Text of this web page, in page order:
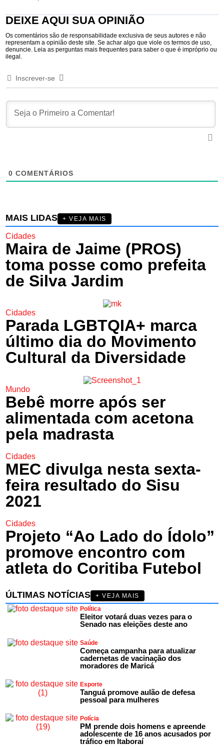
DEIXE AQUI SUA OPINIÃO
Os comentários são de responsabilidade exclusiva de seus autores e não
representam a opinião deste site. Se achar algo que viole os termos de uso,
denuncie. Leia as perguntas mais frequentes para saber o que é impróprio ou
ilegal.
Inscrever-se
0 COMENTÁRIOS
MAIS LIDAS + VEJA MAIS
Cidades
Maira de Jaime (PROS)
toma posse como prefeita
de Silva Jardim
Cidades
Parada LGBTQIA+ marca
último dia do Movimento
Cultural da Diversidade
Mundo
Bebê morre após ser
alimentada com acetona
pela madrasta
Cidades
MEC divulga nesta sexta-
feira resultado do Sisu
2021
Cidades
Projeto “Ao Lado do Ídolo”
promove encontro com
atleta do Coritiba Futebol
ÚLTIMAS NOTÍCIAS
+ VEJA MAIS
Política
Eleitor votará duas vezes para o
Senado nas eleições deste ano
Saúde
Começa campanha para atualizar
cadernetas de vacinação dos
moradores de Maricá
Esporte
Tanguá promove aulão de defesa
pessoal para mulheres
Polícia
PM prende dois homens e apreende
adolescente de 16 anos acusados por
tráfico em Itaboraí